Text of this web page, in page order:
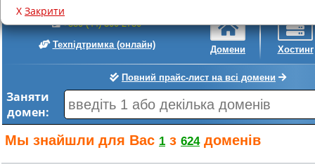
+380 (44) 300-2780
Техпідтримка (онлайн) Домени Хостинг
Повний прайс-лист на всі домени
Заняти
домен:
Х Закрити
Мы знайшли для Вас 1 з 624доменів